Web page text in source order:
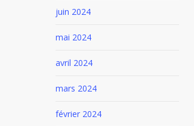
juin 2024
mai 2024
avril 2024
mars 2024
février 2024